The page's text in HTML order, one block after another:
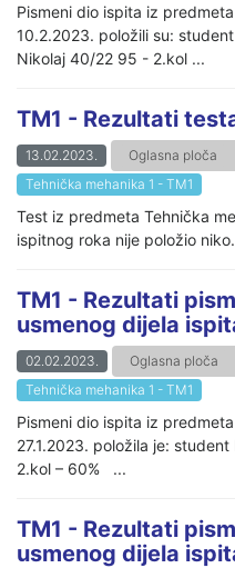
Pismeni dio ispita iz
10.2.2023. položili su:
Nikolaj 40/22 95 - 2.kol ...
TM1 - Rezultati
13.02.2023. Oglasna ploča
Tehnička mehanika 1 - TM1
Test iz predmeta Tehnička
ispitnog roka nije položio niko.
TM1 - Rezultati
usmenog dijela
02.02.2023. Oglasna ploča
Tehnička mehanika 1 - TM1
Pismeni dio ispita iz
27.1.2023. položila je:
2.kol – 60% ...
TM1 - Rezultati
usmenog dijela